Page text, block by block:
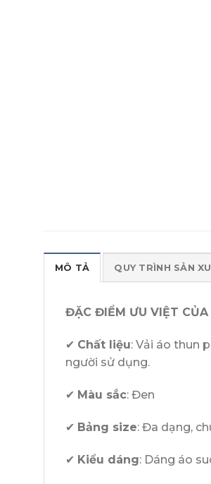
MÔ TẢ QUY TRÌNH SẢN
ĐẶC ĐIỂM ƯU VIỆT CỦA
✔ Chất liệu: Vải áo thun
người sử dụng.
✔ Màu sắc: Đen
✔ Bảng size: Đa dạng,
✔ Kiểu dáng: Dáng áo